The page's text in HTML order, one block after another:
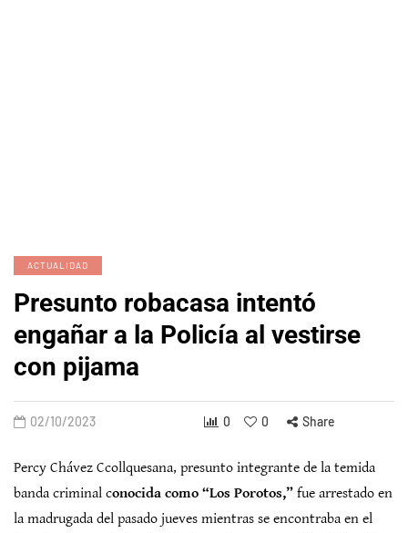
ACTUALIDAD
Presunto robacasa intentó
engañar a la Policía al vestirse
con pijama
02/10/2023 0 0 Share
Percy Chávez Ccollquesana, presunto integrante de la temida
banda criminal conocida como “Los Porotos,” fue arrestado en
la madrugada del pasado jueves mientras se encontraba en el